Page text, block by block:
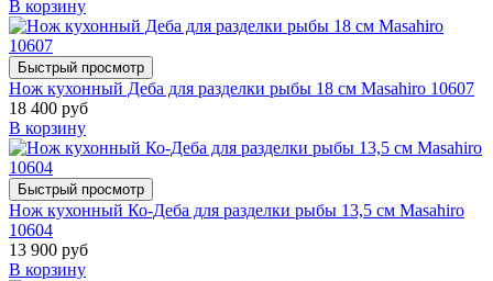
В корзину
Быстрый просмотр
Нож кухонный Деба для разделки рыбы 18 см Masahiro 10607
18 400 руб
В корзину
Быстрый просмотр
Нож кухонный Ко-Деба для разделки рыбы 13,5 см Masahiro
10604
13 900 руб
В корзину